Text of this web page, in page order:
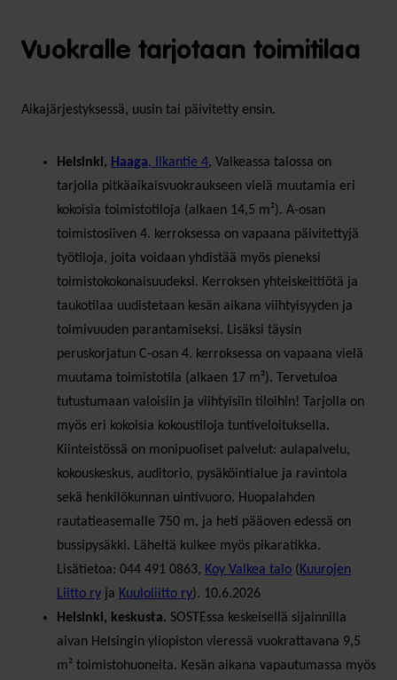
Vuokralle tarjotaan toimitilaa
Aikajärjestyksessä, uusin tai päivitetty ensin.
Helsinki, Haaga, Ilkantie 4, Valkeassa talossa on
tarjolla pitkäaikaisvuokraukseen vielä muutamia eri
kokoisia toimistotiloja (alkaen 14,5 m²). A-osan
toimistosiiven 4. kerroksessa on vapaana päivitettyjä
työtiloja, joita voidaan yhdistää myös pieneksi
toimistokokonaisuudeksi. Kerroksen yhteiskeittiötä ja
taukotilaa uudistetaan kesän aikana viihtyisyyden ja
toimivuuden parantamiseksi. Lisäksi täysin
peruskorjatun C-osan 4. kerroksessa on vapaana vielä
muutama toimistotila (alkaen 17 m²). Tervetuloa
tutustumaan valoisiin ja viihtyisiin tiloihin! Tarjolla on
myös eri kokoisia kokoustiloja tuntiveloituksella.
Kiinteistössä on monipuoliset palvelut: aulapalvelu,
kokouskeskus, auditorio, pysäköintialue ja ravintola
sekä henkilökunnan uintivuoro. Huopalahden
rautatieasemalle 750 m, ja heti pääoven edessä on
bussipysäkki. Läheltä kulkee myös pikaratikka.
Lisätietoa: 044 491 0863, Koy Valkea talo ( Kuurojen
Liitto ry ja Kuuloliitto ry). 10.6.2026
Helsinki, keskusta. SOSTEssa keskeisellä sijainnilla
aivan Helsingin yliopiston vieressä vuokrattavana 9,5
m² toimistohuoneita. Kesän aikana vapautumassa myös